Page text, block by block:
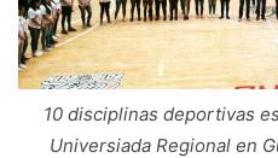
10 disciplinas deportivas
Universiada Regional en